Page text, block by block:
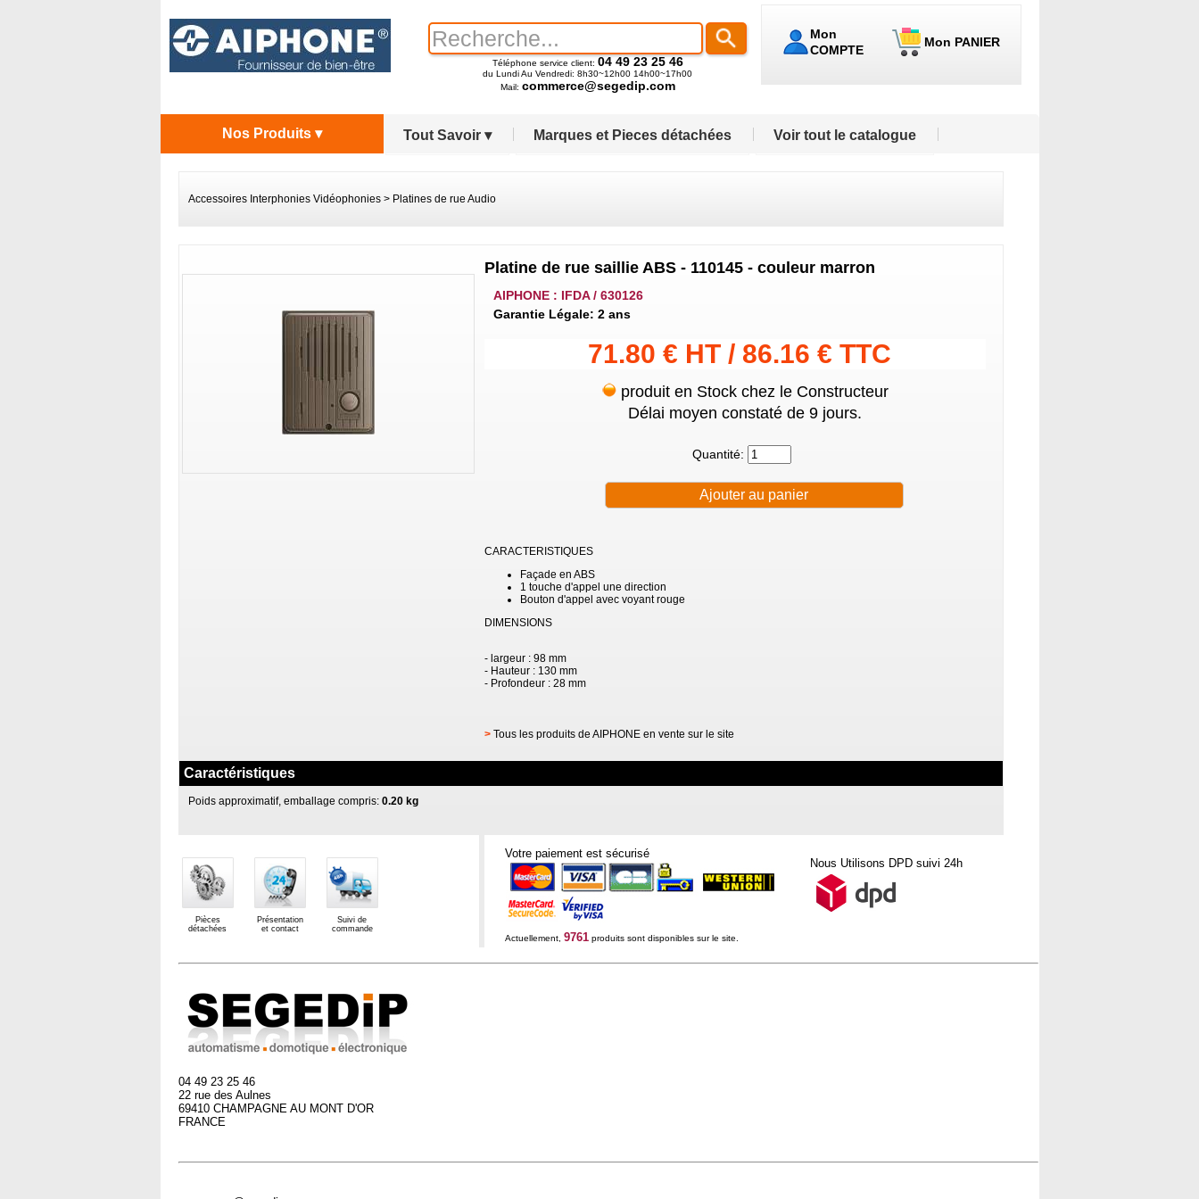
Mon
COMPTE
Mon PANIER
Téléphone service client: 04 49 23 25 46
du Lundi Au Vendredi: 8h30~12h00 14h00~17h00
Mail: commerce@segedip.com
Tout Savoir ▾ Marques et Pieces détachées Voir tout le catalogue
Nos Produits ▾
Accessoires Interphonies Vidéophonies> Platines de rue Audio
Platine de rue saillie ABS - 110145 - couleur marron
AIPHONE : IFDA / 630126
Garantie Légale: 2 ans
71.80 € HT / 86.16 € TTC
produit en Stock chez le Constructeur
Délai moyen constaté de 9 jours.
Quantité:
CARACTERISTIQUES
Façade en ABS
1 touche d'appel une direction
Bouton d'appel avec voyant rouge
DIMENSIONS
- largeur : 98 mm
- Hauteur : 130 mm
- Profondeur : 28 mm
> Tous les produits de AIPHONE en vente sur le site
Caractéristiques
Poids approximatif, emballage compris:0.20 kg
Pièces
détachées
Présentation
et contact
Suivi de
commande
Votre paiement est sécurisé
Nous Utilisons DPD suivi 24h
Actuellement, 9761produits sont disponibles sur le site.
04 49 23 25 46
22 rue des Aulnes
69410 CHAMPAGNE AU MONT D'OR
FRANCE